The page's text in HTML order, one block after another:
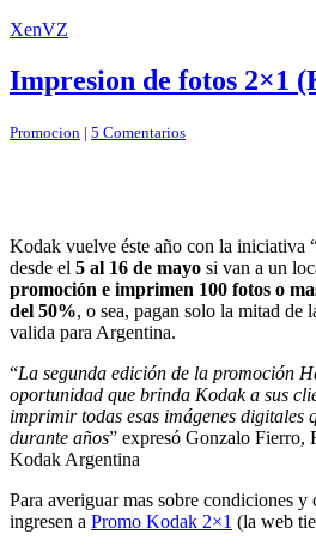
XenVZ
Impresion de fotos 2×1
Promocion | 5 Comentarios
Kodak vuelve éste año con la iniciativa
desde el 5 al 16 de mayo si van a un
promoción e imprimen 100 fotos o
del 50%, o sea, pagan solo la mitad de
valida para Argentina.
“La segunda edición de la promoción
oportunidad que brinda Kodak a sus
imprimir todas esas imágenes digitales
durante años” expresó Gonzalo Fierro,
Kodak Argentina
Para averiguar mas sobre condiciones y
ingresen a Promo Kodak 2×1 (la web